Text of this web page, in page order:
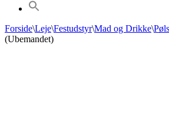
Forside\Leje\Festudstyr\Mad og Drikke\
(Ubemandet)